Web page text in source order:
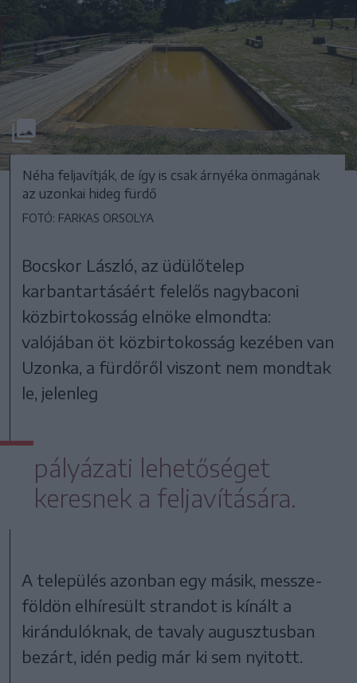
Néha feljavítják, de így is csak árnyéka önmagának
az uzonkai hideg fürdő
FOTÓ: FARKAS ORSOLYA
Bocskor László, az üdülőtelep
karbantartásáért felelős nagybaconi
közbirtokosság elnöke elmondta:
valójában öt közbirtokosság kezében van
Uzonka, a fürdőről viszont nem mondtak
le, jelenleg
pályázati lehetőséget
keresnek a feljavítására.
A település azonban egy másik, messze-
földön elhíresült strandot is kínált a
kirándulóknak, de tavaly augusztusban
bezárt, idén pedig már ki sem nyitott.